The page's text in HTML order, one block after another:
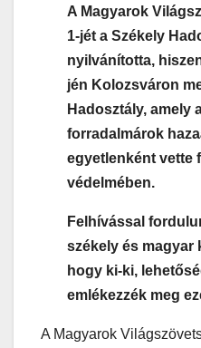
A Magyarok
1-jét a Székely
nyilvánította,
jén Kolozsváron
Hadosztály, amely
forradalmárok
egyetlenként vette
védelmében.
Felhívással
székely és magyar
hogy ki-ki,
emlékezzék meg
A Magyarok